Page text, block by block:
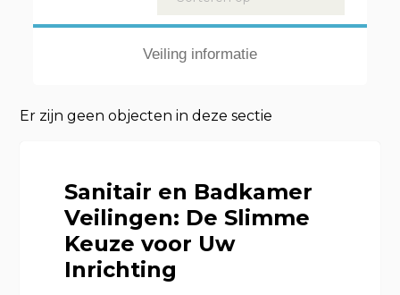
Veiling informatie
Er zijn geen objecten in deze sectie
Sanitair en Badkamer
Veilingen: De Slimme
Keuze voor Uw
Inrichting